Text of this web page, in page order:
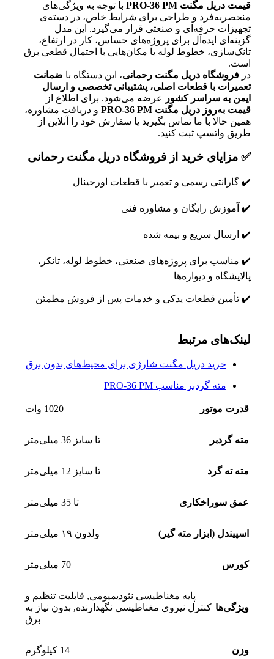
قیمت دریل مگنت PRO-36 PM
با توجه به ویژگی‌های
منحصربه‌فرد و طراحی برای شرایط خاص، در دسته‌ی
تجهیزات حرفه‌ای و صنعتی قرار می‌گیرد. این مدل
گزینه‌ای ایده‌آل برای پروژه‌های حساس، کار در ارتفاع،
تانک‌سازی، خطوط لوله یا مکان‌هایی با احتمال قطعی برق
است.
در فروشگاه دریل مگنت رحمانی، این دستگاه با ضمانت
تعمیرات با قطعات اصلی، پشتیبانی تخصصی و ارسال
ایمن به سراسر کشور
عرضه می‌شود. برای اطلاع از
قیمت به‌روز دریل مگنت PRO-36 PM
و دریافت مشاوره،
همین حالا با ما تماس بگیرید یا سفارش خود را آنلاین از
طریق واتسپ ثبت کنید.
✅ مزایای خرید از فروشگاه دریل مگنت رحمانی
✔️ گارانتی رسمی و تعمیر با قطعات اورجینال
✔️ آموزش رایگان و مشاوره فنی
✔️ ارسال سریع و بیمه‌ شده
✔️ مناسب برای پروژه‌های صنعتی، خطوط لوله، تانکر،
پالایشگاه و دیواره‌ها
✔️ تأمین قطعات یدکی و خدمات پس از فروش مطمئن
لینک‌های مرتبط
خرید دریل مگنت شارژی برای محیط‌های بدون برق
مته گردبر مناسب PRO-36 PM
قدرت موتور 1020 وات
مته گردبر تا سایز 36 میلی‌متر
مته ته گرد تا سایز 12 میلی‌متر
عمق سوراخکاری تا 35 میلی‌متر
اسپیندل (ابزار مته گیر) ولدون ۱۹ میلی‌متر
کورس 70 میلی‌متر
ویژگی‌ها
پایه مغناطیسی نئودیمیومی, قابلیت تنظیم و
کنترل نیروی مغناطیسی نگهدارنده, بدون نیاز به
برق
وزن 14 کیلوگرم